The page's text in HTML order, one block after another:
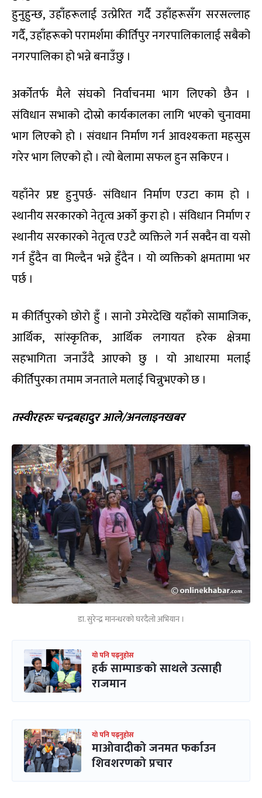
हुनुहुन्छ, उहाँहरूलाई उत्प्रेरित गर्दै उहाँहरूसँग सरसल्लाह
गर्दै, उहाँहरूको परामर्शमा कीर्तिपुर नगरपालिकालाई सबैको
नगरपालिका हो भन्ने बनाउँछु ।
अर्कोतर्फ मैले संघको निर्वाचनमा भाग लिएको छैन ।
संविधान सभाको दोस्रो कार्यकालका लागि भएको चुनावमा
भाग लिएको हो । संवधान निर्माण गर्न आवश्यकता महसुस
गरेर भाग लिएको हो । त्यो बेलामा सफल हुन सकिएन ।
यहाँनेर प्रष्ट हुनुपर्छ- संविधान निर्माण एउटा काम हो ।
स्थानीय सरकारको नेतृत्व अर्को कुरा हो । संविधान निर्माण र
स्थानीय सरकारको नेतृत्व एउटै व्यक्तिले गर्न सक्दैन वा यसो
गर्न हुँदैन वा मिल्दैन भन्ने हुँदैन । यो व्यक्तिको क्षमतामा भर
पर्छ ।
म कीर्तिपुरको छोरो हुँ । सानो उमेरदेखि यहाँको सामाजिक,
आर्थिक, सांस्कृतिक, आर्थिक लगायत हरेक क्षेत्रमा
सहभागिता जनाउँदै आएको छु । यो आधारमा मलाई
कीर्तिपुरका तमाम जनताले मलाई चिन्नुभएको छ ।
तस्वीरहरुः चन्द्रबहादुर आले/अनलाइनखबर
डा. सुरेन्द्र मानन्धरको घरदैलो अभियान ।
यो पनि पढ्नुहोस
हर्क साम्पाङको साथले उत्साही
राजमान
यो पनि पढ्नुहोस
माओवादीको जनमत फर्काउन
शिवशरणको प्रचार